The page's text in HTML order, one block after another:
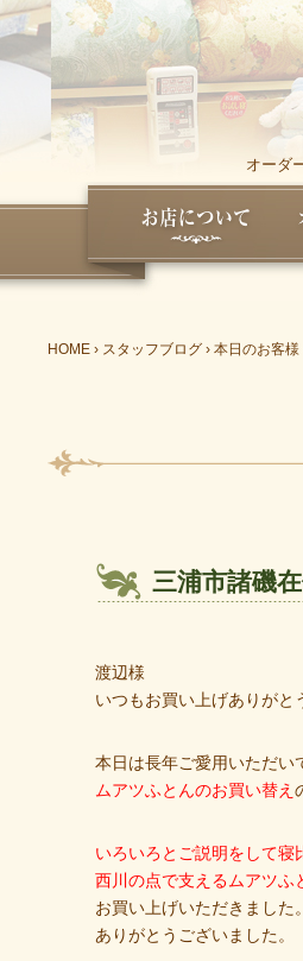
オーダ
HOME › スタッフブログ › 本日のお客様
三浦市諸磯
渡辺様
いつもお買い上げありがと
本日は長年ご愛用いただい
ムアツふとんのお買い替え
いろいろとご説明をして寝
西川の点で支えるムアツふ
お買い上げいただきました。
ありがとうございました。